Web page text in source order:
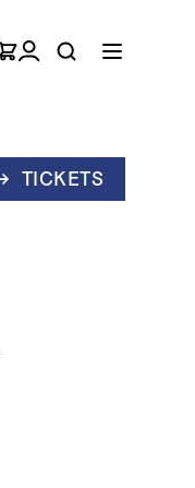
TICKETS